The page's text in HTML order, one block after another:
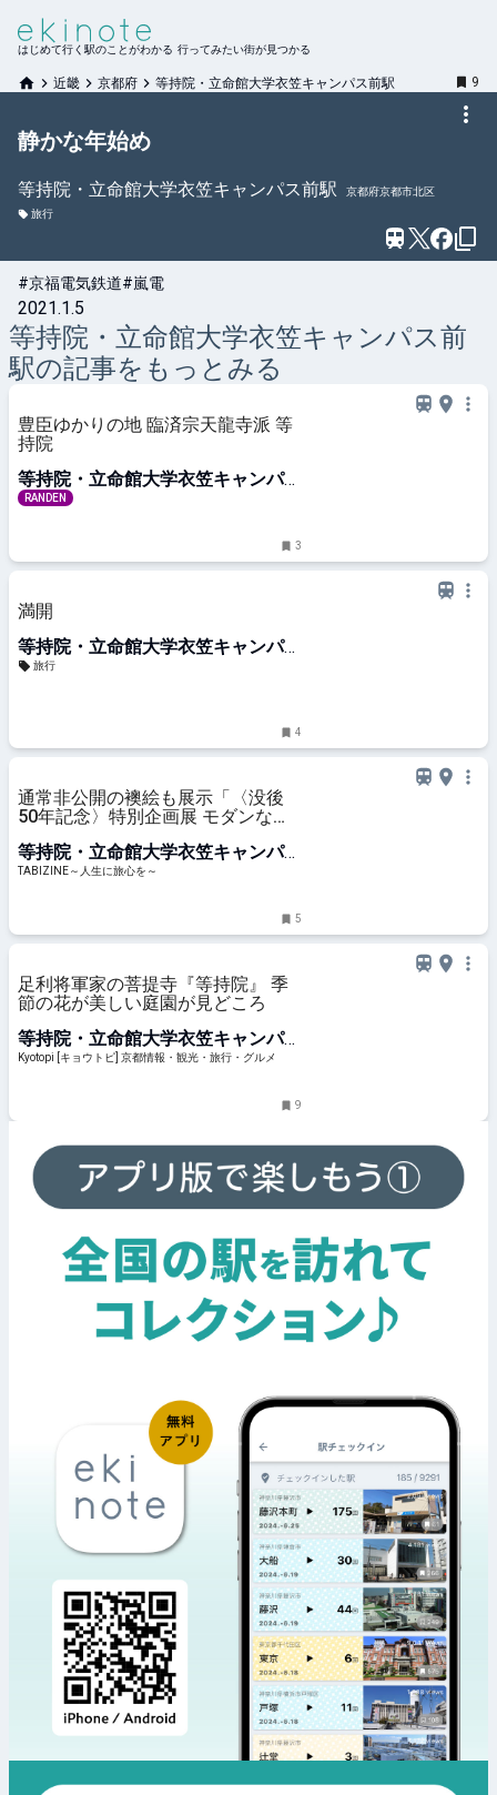
はじめて行く駅のことがわかる 行ってみたい街が見つかる
近畿 京都府 等持院・立命館大学衣笠キャンパス前駅 9
静かな年始め
等持院・立命館大学衣笠キャンパス前駅
京都府京都市北区
旅行
#京福電気鉄道#嵐電
2021.1.5
等持院・立命館大学衣笠キャンパス前
駅の記事をもっとみる
豊臣ゆかりの地 臨済宗天龍寺派 等
持院
等持院・立命館大学衣笠キャンパス
前駅
RANDEN
3
満開
等持院・立命館大学衣笠キャンパス
前駅
旅行
4
通常非公開の襖絵も展示「〈没後
50年記念〉特別企画展 モダンなと
｜京都府立堂本印象美術館 |
TABIZINE～人生に旅心を～
等持院・立命館大学衣笠キャンパス
前駅
TABIZINE～人生に旅心を～
5
足利将軍家の菩提寺『等持院』 季
節の花が美しい庭園が見どころ
等持院・立命館大学衣笠キャンパス
前駅
Kyotopi [キョウトピ] 京都情報・観光・旅行・グルメ
9